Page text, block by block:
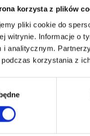
korzysta z plików
pliki cookie do
witrynie. Informacje o
i analitycznym.
korzystania z
On the